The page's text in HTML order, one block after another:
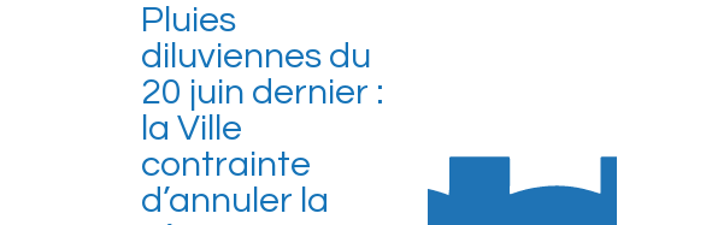
Pluies
diluviennes du
20 juin dernier :
la Ville
contrainte
d’annuler la